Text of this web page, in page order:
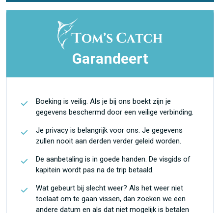
Garandeert
Boeking is veilig. Als je bij ons boekt zijn je
gegevens beschermd door een veilige verbinding.
Je privacy is belangrijk voor ons. Je gegevens
zullen nooit aan derden verder geleid worden.
De aanbetaling is in goede handen. De visgids of
kapitein wordt pas na de trip betaald.
Wat gebeurt bij slecht weer? Als het weer niet
toelaat om te gaan vissen, dan zoeken we een
andere datum en als dat niet mogelijk is betalen